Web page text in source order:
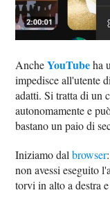
AncheYouTubeha
impedisce all'utente
adatti. Si tratta di un
autonomamente e
bastano un paio di
Iniziamo dalbrowser
non avessi eseguito
torvi in alto a destra